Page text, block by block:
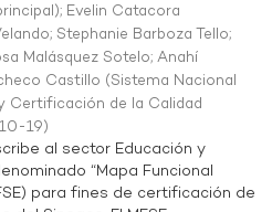
; Evelin Catacora
; Stephanie Barboza Tello;
Malásquez Sotelo; Anahí
Castillo (Sistema Nacional
Certificación de la Calidad
19)
al sector Educación y
“Mapa Funcional
para fines de certificación de